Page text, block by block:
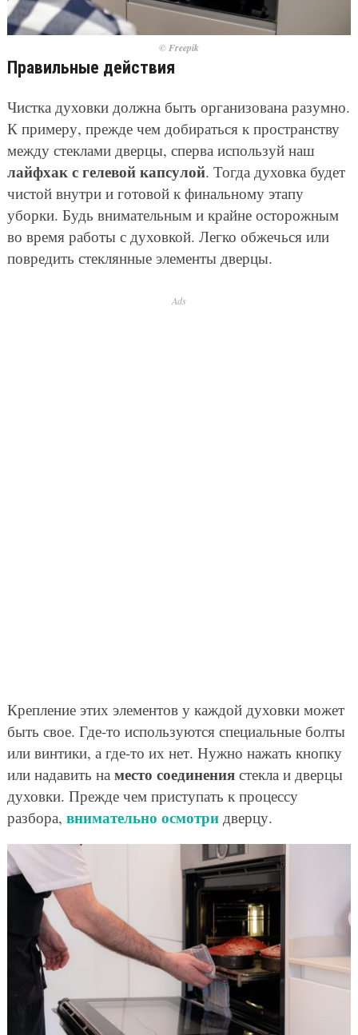
© Freepik
Правильные действия
Чистка духовки должна быть организована разумно.
К примеру, прежде чем добираться к пространству
между стеклами дверцы, сперва используй наш
лайфхак с гелевой капсулой. Тогда духовка будет
чистой внутри и готовой к финальному этапу
уборки. Будь внимательным и крайне осторожным
во время работы с духовкой. Легко обжечься или
повредить стеклянные элементы дверцы.
Ads
Крепление этих элементов у каждой духовки может
быть свое. Где-то используются специальные болты
или винтики, а где-то их нет. Нужно нажать кнопку
или надавить на место соединениястекла и дверцы
духовки. Прежде чем приступать к процессу
разбора, внимательно осмотридверцу.